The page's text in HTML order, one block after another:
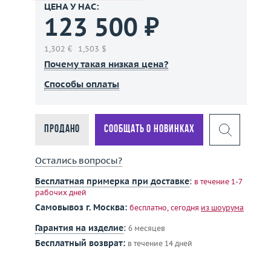
ЦЕНА У НАС:
123 500 ₽
1,302 € 1,503 $
Почему такая низкая цена?
Способы оплаты
Продано Сообщать о новинках
Остались вопросы?
Бесплатная примерка при доставке: в течение 1-7
рабочих дней
Самовывоз г. Москва: бесплатно, сегодня из шоурума
Гарантия на изделие: 6 месяцев
Бесплатный возврат: в течение 14 дней